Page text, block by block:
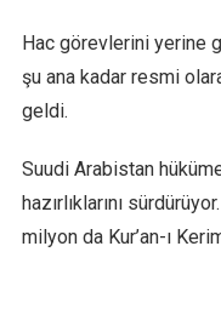
Hac görevlerini yerine
şu ana kadar resmi
geldi.
Suudi Arabistan
hazırlıklarını
milyon da Kur’an-ı